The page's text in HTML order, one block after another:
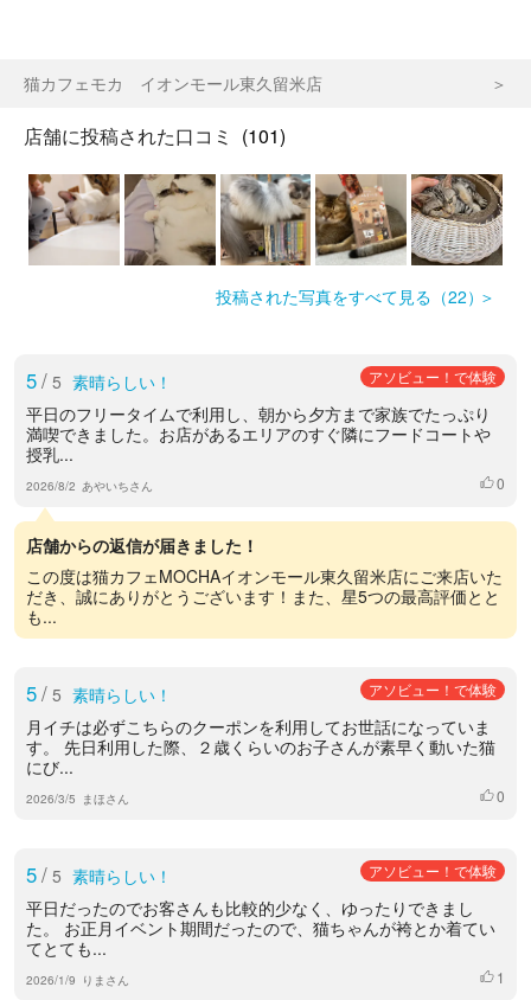
猫カフェモカ イオンモール東久留米店
店舗に投稿された口コミ (101)
投稿された写真をすべて見る（22）
5/ 5 素晴らしい！ アソビュー！で体験
平日のフリータイムで利用し、朝から夕方まで家族でたっぷり
満喫できました。 ​お店があるエリアのすぐ隣にフードコートや
授乳...
2026/8/2 あやいちさん いいね
0
店舗からの返信が届きました！
この度は猫カフェMOCHAイオンモール東久留米店にご来店いた
だき、誠にありがとうございます！また、星5つの最高評価とと
も...
5/ 5 素晴らしい！ アソビュー！で体験
月イチは必ずこちらのクーポンを利用してお世話になっていま
す。 先日利用した際、２歳くらいのお子さんが素早く動いた猫
にび...
2026/3/5 まほさん いいね
0
5/ 5 素晴らしい！ アソビュー！で体験
平日だったのでお客さんも比較的少なく、ゆったりできまし
た。 お正月イベント期間だったので、猫ちゃんが袴とか着てい
てとても...
2026/1/9 りまさん いいね
1